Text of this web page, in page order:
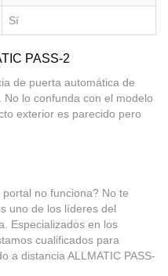
Sí
PASS-2
de puerta automática de
lo confunda con el modelo
exterior es parecido pero
no funciona? No te
uno de los líderes del
Especializados en los
cualificados para
a distancia ALLMATIC PASS-